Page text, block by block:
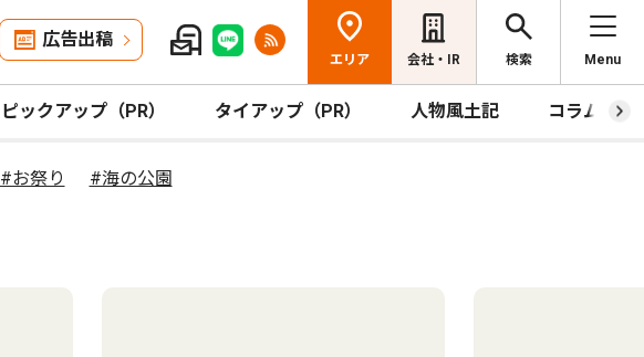
広告出稿
エリア 会社・IR 検索 Menu
ピックアップ（PR） タイアップ（PR） 人物風土記 コラム
#お祭り #海の公園